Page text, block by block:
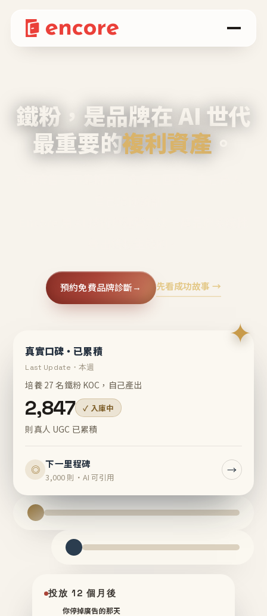
鐵粉，是品牌在 AI 世代
最重要的複利資產 。
預約免費品牌診斷→ 先看成功故事 →
✦
真實口碑・已累積
Last Update・本週
培養 27 名鐵粉 KOC，自己產出
2,847 ✓ 入庫中
則真人 UGC 已累積
◎ 下一里程碑
3,000 則・AI 可引用
→
投放 12 個月後
你停掉廣告的那天